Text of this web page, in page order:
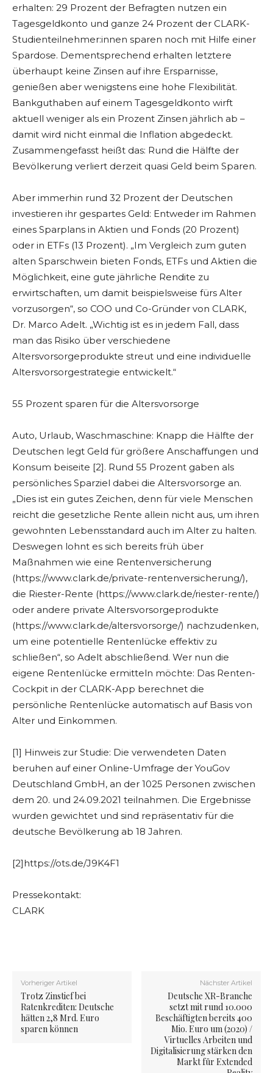
erhalten: 29 Prozent der Befragten nutzen ein
Tagesgeldkonto und ganze 24 Prozent der CLARK-
Studienteilnehmer:innen sparen noch mit Hilfe einer
Spardose. Dementsprechend erhalten letztere
überhaupt keine Zinsen auf ihre Ersparnisse,
genießen aber wenigstens eine hohe Flexibilität.
Bankguthaben auf einem Tagesgeldkonto wirft
aktuell weniger als ein Prozent Zinsen jährlich ab –
damit wird nicht einmal die Inflation abgedeckt.
Zusammengefasst heißt das: Rund die Hälfte der
Bevölkerung verliert derzeit quasi Geld beim Sparen.
Aber immerhin rund 32 Prozent der Deutschen
investieren ihr gespartes Geld: Entweder im Rahmen
eines Sparplans in Aktien und Fonds (20 Prozent)
oder in ETFs (13 Prozent). „Im Vergleich zum guten
alten Sparschwein bieten Fonds, ETFs und Aktien die
Möglichkeit, eine gute jährliche Rendite zu
erwirtschaften, um damit beispielsweise fürs Alter
vorzusorgen“, so COO und Co-Gründer von CLARK,
Dr. Marco Adelt. „Wichtig ist es in jedem Fall, dass
man das Risiko über verschiedene
Altersvorsorgeprodukte streut und eine individuelle
Altersvorsorgestrategie entwickelt.“
55 Prozent sparen für die Altersvorsorge
Auto, Urlaub, Waschmaschine: Knapp die Hälfte der
Deutschen legt Geld für größere Anschaffungen und
Konsum beiseite [2]. Rund 55 Prozent gaben als
persönliches Sparziel dabei die Altersvorsorge an.
„Dies ist ein gutes Zeichen, denn für viele Menschen
reicht die gesetzliche Rente allein nicht aus, um ihren
gewohnten Lebensstandard auch im Alter zu halten.
Deswegen lohnt es sich bereits früh über
Maßnahmen wie eine Rentenversicherung
(https://www.clark.de/private-rentenversicherung/),
die Riester-Rente (https://www.clark.de/riester-rente/)
oder andere private Altersvorsorgeprodukte
(https://www.clark.de/altersvorsorge/) nachzudenken,
um eine potentielle Rentenlücke effektiv zu
schließen“, so Adelt abschließend. Wer nun die
eigene Rentenlücke ermitteln möchte: Das Renten-
Cockpit in der CLARK-App berechnet die
persönliche Rentenlücke automatisch auf Basis von
Alter und Einkommen.
[1] Hinweis zur Studie: Die verwendeten Daten
beruhen auf einer Online-Umfrage der YouGov
Deutschland GmbH, an der 1025 Personen zwischen
dem 20. und 24.09.2021 teilnahmen. Die Ergebnisse
wurden gewichtet und sind repräsentativ für die
deutsche Bevölkerung ab 18 Jahren.
[2]https://ots.de/J9K4F1
Pressekontakt:
CLARK
Vorheriger Artikel
Trotz Zinstief bei
Ratenkrediten: Deutsche
hätten 2,8 Mrd. Euro
sparen können
Nächster Artikel
Deutsche XR-Branche
setzt mit rund 10.000
Beschäftigten bereits 400
Mio. Euro um (2020) /
Virtuelles Arbeiten und
Digitalisierung stärken den
Markt für Extended